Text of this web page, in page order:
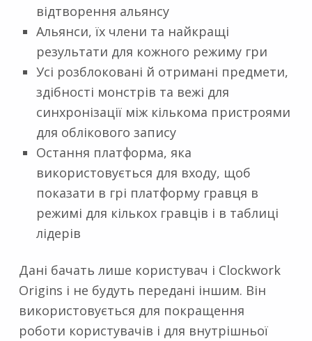
відтворення альянсу
Альянси, їх члени та найкращі
результати для кожного режиму гри
Усі розблоковані й отримані предмети,
здібності монстрів та вежі для
синхронізації між кількома пристроями
для облікового запису
Остання платформа, яка
використовується для входу, щоб
показати в грі платформу гравця в
режимі для кількох гравців і в таблиці
лідерів
Дані бачать лише користувач і Clockwork
Origins і не будуть передані іншим. Він
використовується для покращення
роботи користувачів і для внутрішньої